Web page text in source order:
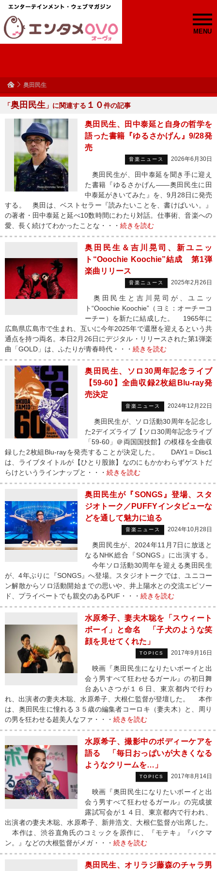
MENU
奥田民生
「奥田民生 」に関連する １０件の記事
奥田民生、田中泰延と自身の哲学を
語った書籍『ゆるさかげん』9/28発
売
音楽ニュース 2026年6月30日
奥田民生が、田中泰延を聞き手に迎え
た書籍『ゆるさかげん――奥田民生に田
中泰延がきいてみた』を、9月28日に発売
する。 奥田は、ベストセラー『読みたいことを、書けばいい。』
の著者・田中泰延と延べ10数時間にわたり対話。仕事術、音楽への
愛、長く続けてわかったことな・・・ 続きを読む
奥田民生＆吉川晃司、新ユニッ
ト“Ooochie Koochie”結成 第1弾
楽曲リリース
音楽ニュース 2025年2月26日
奥田民生と吉川晃司が、ユニッ
ト“Ooochie Koochie”（ヨミ：オーチーコ
ーチー）を新たに結成した。 1965年に
広島県広島市で生まれ、互いに今年2025年で還暦を迎えるという共
通点を持つ両名。本日2月26日にデジタル・リリースされた第1弾楽
曲「GOLD」は、ふたりが青春時代・・・ 続きを読む
奥田民生、ソロ30周年記念ライブ
【59-60】全曲収録2枚組Blu-ray発
売決定
音楽ニュース 2024年12月22日
奥田民生が、ソロ活動30周年を記念し
た2デイズライブ【ソロ30周年記念ライブ
「59-60」＠両国国技館】の模様を全曲収
録した2枚組Blu-rayを発売することが決定した。 DAY1＝Disc1
は、ライブタイトルが【ひとり股旅】なのにもかかわらずゲストだ
らけというラインナップと・・・ 続きを読む
奥田民生が『SONGS』登場、スタ
ジオトーク／PUFFYインタビューな
どを通して魅力に迫る
音楽ニュース 2024年10月28日
奥田民生が、2024年11月7日に放送と
なるNHK総合『SONGS』に出演する。
今年ソロ活動30周年を迎える奥田民生
が、4年ぶりに『SONGS』へ登場。スタジオトークでは、ユニコー
ン解散からソロ活動開始までの思いや、井上陽水との交流エピソー
ド、プライベートでも親交のあるPUF・・・ 続きを読む
水原希子、妻夫木聡を「スウィート
ボーイ」と命名 「子犬のような笑
顔を見せてくれた」
TOPICS 2017年9月16日
映画『奥田民生になりたいボーイと出
会う男すべて狂わせるガール』の初日舞
台あいさつが１６日、東京都内で行わ
れ、出演者の妻夫木聡、水原希子、大根仁監督が登壇した。 本作
は、奥田民生に憧れる３５歳の編集者コーロキ（妻夫木）と、周り
の男を狂わせる超美人なファ・・・ 続きを読む
水原希子、撮影中のボディーケアを
語る 「毎日おっぱいが大きくなる
ようなクリームを…」
TOPICS 2017年8月14日
映画『奥田民生になりたいボーイと出
会う男すべて狂わせるガール』の完成披
露試写会が１４日、東京都内で行われ、
出演者の妻夫木聡、水原希子、新井浩文、大根仁監督が出席した。
本作は、渋谷直角氏のコミックを原作に、『モテキ』『バクマ
ン。』などの大根監督がメガ・・・ 続きを読む
奥田民生、オリラジ藤森のチャラ男